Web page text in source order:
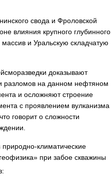
свода и Фроловской
влияния крупного глубинного
и Уральскую складчатую
доказывают
разломов на данном нефтяном
и осложняют строение
с проявлением вулканизма
говорит о сложности
природно-климатические
при забое скважины